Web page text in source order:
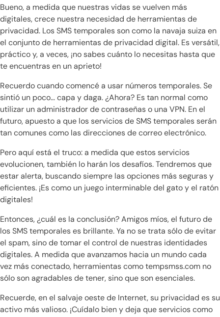
Bueno, a medida que nuestras vidas se vuelven más
digitales, crece nuestra necesidad de herramientas de
privacidad. Los SMS temporales son como la navaja suiza en
el conjunto de herramientas de privacidad digital. Es versátil,
práctico y, a veces, ¡no sabes cuánto lo necesitas hasta que
te encuentras en un aprieto!
Recuerdo cuando comencé a usar números temporales. Se
sintió un poco… capa y daga. ¿Ahora? Es tan normal como
utilizar un administrador de contraseñas o una VPN. En el
futuro, apuesto a que los servicios de SMS temporales serán
tan comunes como las direcciones de correo electrónico.
Pero aquí está el truco: a medida que estos servicios
evolucionen, también lo harán los desafíos. Tendremos que
estar alerta, buscando siempre las opciones más seguras y
eficientes. ¡Es como un juego interminable del gato y el ratón
digitales!
Entonces, ¿cuál es la conclusión? Amigos míos, el futuro de
los SMS temporales es brillante. Ya no se trata sólo de evitar
el spam, sino de tomar el control de nuestras identidades
digitales. A medida que avanzamos hacia un mundo cada
vez más conectado, herramientas como tempsmss.com no
sólo son agradables de tener, sino que son esenciales.
Recuerde, en el salvaje oeste de Internet, su privacidad es su
activo más valioso. ¡Cuídalo bien y deja que servicios como